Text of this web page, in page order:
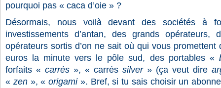
pourquoi pas « caca d’oie » ?
Désormais, nous voilà devant des sociétés à
investissements d’antan, des grands opérateurs,
opérateurs sortis d’on ne sait où qui vous
euros la minute vers le pôle sud, des portables «
forfaits « carrés », « carrés silver» (ça veut dire
« zen», «origami». Bref, si tu sais choisir un